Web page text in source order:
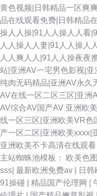
黄色视频|日韩精品一区爽
品在线观看免费|日韩精品
操人人操|91人人操人人看
人人操人人妻|91人人操人
人人爽人人|91人人操夜夜
站|亚洲AV一宅男色影视|
纯肉无码精品|亚洲AV永久
AV在线一区二区三区|亚洲
AV综合AV国产AV 亚洲欧
线一区三区|亚洲欧美VR色
产一区二区|亚洲欧美xxxx|
亚洲欧美不卡高清在线观看
主站蜘蛛池模板： 欧美色
sss 最新欧洲免费av 日
91操碰
精品国产伦理网